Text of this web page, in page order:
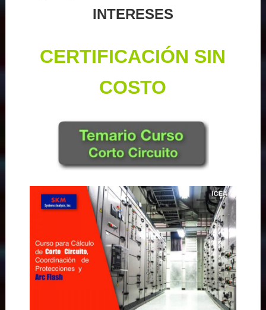
INTERESES
CERTIFICACIÓN SIN
COSTO